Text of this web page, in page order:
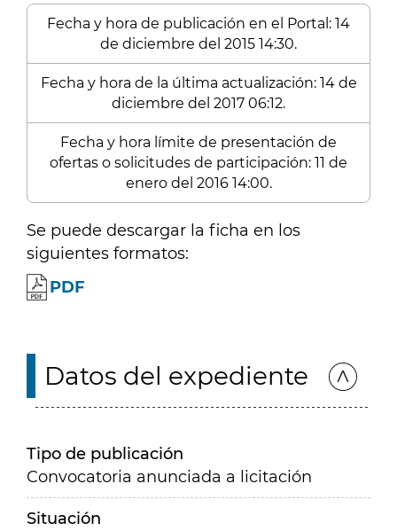
Fecha y hora de publicación en el Portal: 14
de diciembre del 2015 14:30.
Fecha y hora de la última actualización: 14 de
diciembre del 2017 06:12.
Fecha y hora límite de presentación de
ofertas o solicitudes de participación: 11 de
enero del 2016 14:00.
Se puede descargar la ficha en los
siguientes formatos:
PDF
Datos del expediente
Tipo de publicación
Convocatoria anunciada a licitación
Situación